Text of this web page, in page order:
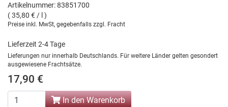
Artikelnummer: 83851700
( 35,80 € / l )
Preise inkl. MwSt, gegebenfalls zzgl. Fracht
Lieferzeit 2-4 Tage
Lieferungen nur innerhalb Deutschlands. Für weitere Länder gelten gesondert
ausgewiesene Frachtsätze.
17,90 €
In den Warenkorb